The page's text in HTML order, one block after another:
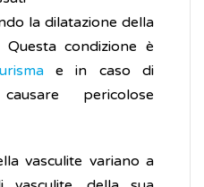
la dilatazione della
condizione è
e in caso di
pericolose
vasculite variano a